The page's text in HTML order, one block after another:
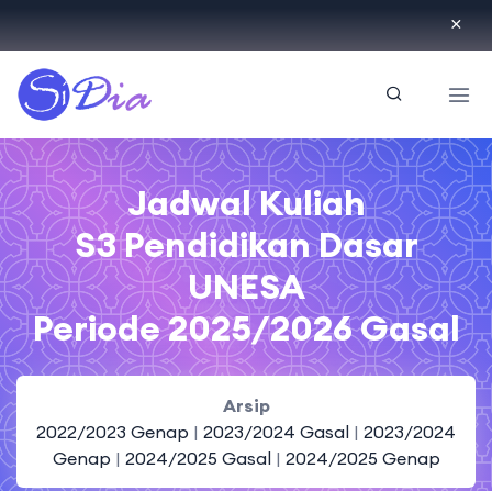
ID
Jadwal Kuliah
S3 Pendidikan Dasar
UNESA
Periode 2025/2026 Gasal
Arsip
2022/2023 Genap | 2023/2024 Gasal | 2023/2024
Genap | 2024/2025 Gasal| 2024/2025 Genap